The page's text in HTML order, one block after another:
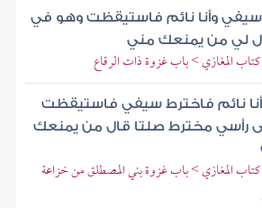
سيفي وأنا نائم فاستيقظت وهو في
لي من يمنعك مني
المغازي > باب غزوة ذات الرقاع
وأنا نائم فاخترط سيفي فاستيقظت
رأسي مخترط صلتا قال من يمنعك
المغازي > باب غزوة بني المصطلق من خزاعة